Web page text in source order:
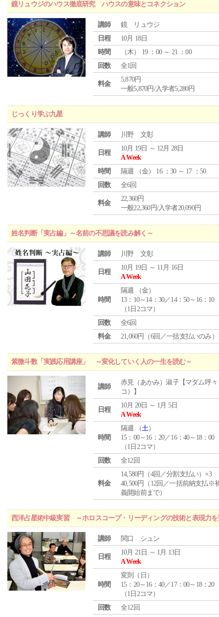
鏡リュウジのハウス徹底研究 ハウスの意味とコネクション
講師
鏡 リュウジ
日程
10月 18日
時間
（木） 19 ：00 ～ 21 ：00
回数
全1回
料金
5,870円
一般5,870円/入学者5,280円
じっくり学ぶ九星
講師 川野 文彰
日程
10月 19日 ～ 12月 28日
A Week
時間
隔週 （金） 16 ：30 ～ 17 ：50
回数
全6回
料金
22,360円
一般22,360円/入学者20,090円
姓名判断「実占編」～名前の不思議を読み解く～
講師 川野 文彰
日程
10月 19日 ～ 11月 16日
A Week
時間
隔週 （金）
13：10～14：30／14：50～16：10
（1日2コマ）
回数
全6回
料金
21,060円（6回／一括支払いのみ）
紫微斗数「実践応用講座」 ～変化していく人の一生を読む～
講師
赤見（あかみ）淑子【マダム呼々
コ）】
日程
10月 20日 ～ 1月 5日
A Week
時間
隔週 （土）
15：00～16：20／16：40～18：00
（1日2コマ）
回数
全12回
料金
14,580円（4回／分割支払い）×3
40,500円（12回／一括前納支払※
義開始前まで）
西洋占星術中級実習 ～ホロスコープ・リーディングの技術と表現力
講師 関口 シュン
日程
10月 21日 ～ 1月 13日
A Week
時間
変則（日）
15：20～16：40／17：00～18：20
（1日2コマ）
回数
全12回